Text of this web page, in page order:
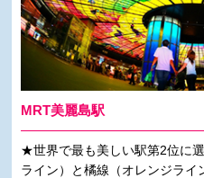
MRT美麗島駅
★世界で最も美しい駅第2位に
ライン）と橘線（オレンジライ